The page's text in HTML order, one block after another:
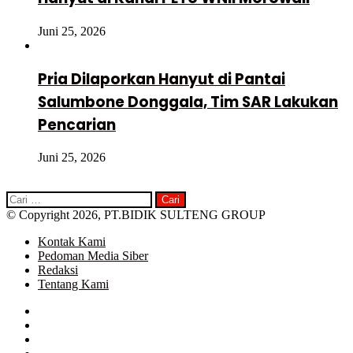
Juni 25, 2026
Pria Dilaporkan Hanyut di Pantai
Salumbone Donggala, Tim SAR Lakukan
Pencarian
Juni 25, 2026
Cari
untuk:
© Copyright 2026, PT.BIDIK SULTENG GROUP
Kontak Kami
Pedoman Media Siber
Redaksi
Tentang Kami